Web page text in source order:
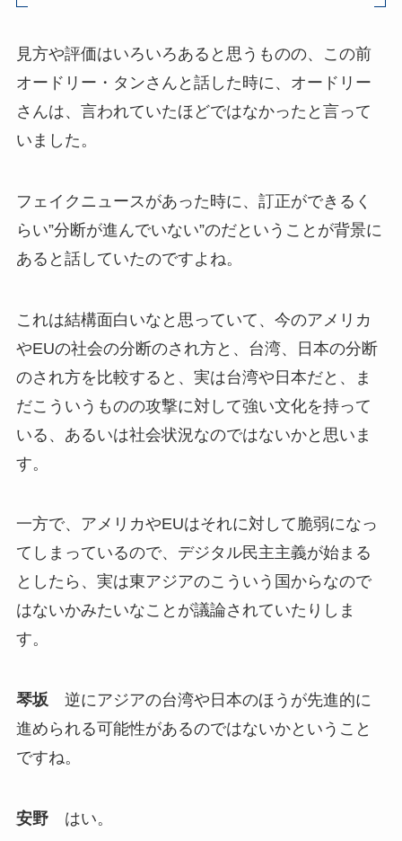
見方や評価はいろいろあると思うものの、この前
オードリー・タンさんと話した時に、オードリー
さんは、言われていたほどではなかったと言って
いました。
フェイクニュースがあった時に、訂正ができるく
らい”分断が進んでいない”のだということが背景に
あると話していたのですよね。
これは結構面白いなと思っていて、今のアメリカ
やEUの社会の分断のされ方と、台湾、日本の分断
のされ方を比較すると、実は台湾や日本だと、ま
だこういうものの攻撃に対して強い文化を持って
いる、あるいは社会状況なのではないかと思いま
す。
一方で、アメリカやEUはそれに対して脆弱になっ
てしまっているので、デジタル民主主義が始まる
としたら、実は東アジアのこういう国からなので
はないかみたいなことが議論されていたりしま
す。
琴坂逆にアジアの台湾や日本のほうが先進的に
進められる可能性があるのではないかということ
ですね。
安野はい。